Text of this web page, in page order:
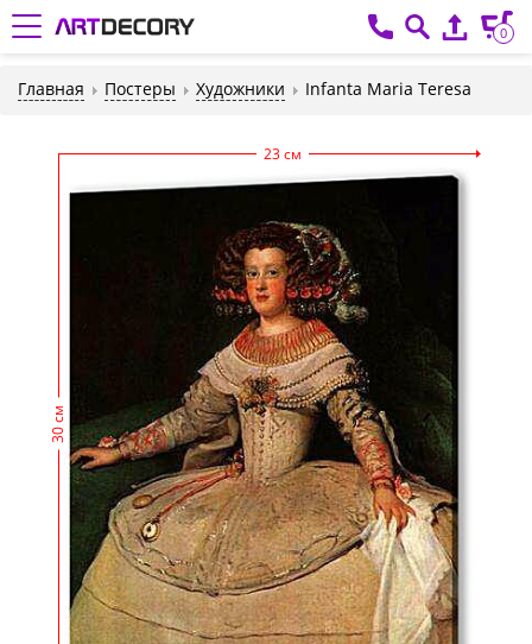
0
Главная Постеры Художники Infanta Maria Teresa
23 см
30 см